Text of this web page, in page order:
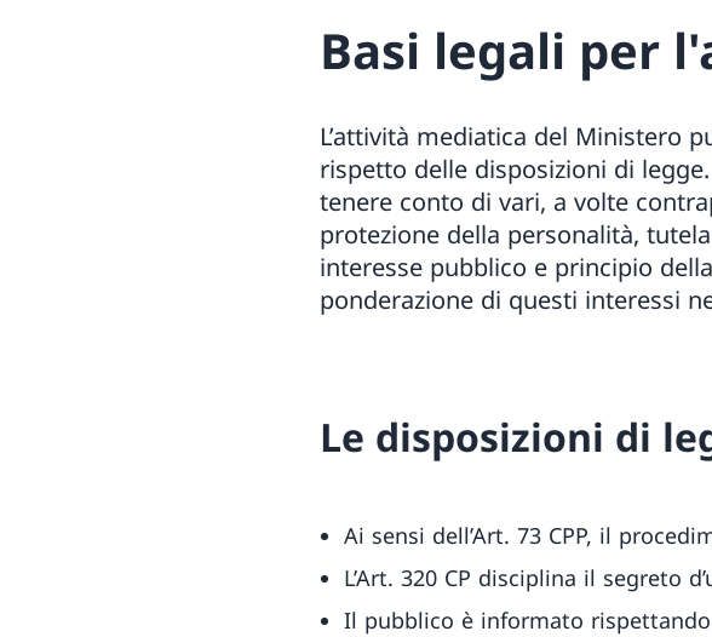
Basi legali per
L’attività mediatica del Ministero
rispetto delle disposizioni di
tenere conto di vari, a volte
protezione della personalità,
interesse pubblico e principio
ponderazione di questi interessi
Le disposizioni di
Ai sensi dell’Art. 73 CPP, il
L’Art. 320 CP disciplina il segreto
Il pubblico è informato